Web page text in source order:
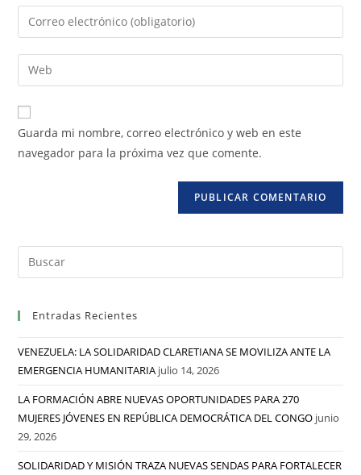
Guarda mi nombre, correo electrónico y web en este
navegador para la próxima vez que comente.
Entradas Recientes
VENEZUELA: LA SOLIDARIDAD CLARETIANA SE MOVILIZA ANTE LA
EMERGENCIA HUMANITARIA julio 14, 2026
LA FORMACIÓN ABRE NUEVAS OPORTUNIDADES PARA 270
MUJERES JÓVENES EN REPÚBLICA DEMOCRÁTICA DEL CONGO junio
29, 2026
SOLIDARIDAD Y MISIÓN TRAZA NUEVAS SENDAS PARA FORTALECER